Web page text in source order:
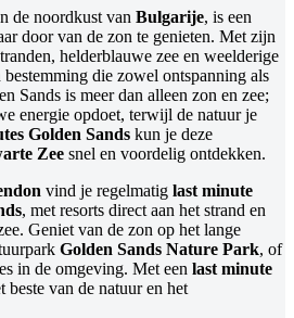
de noordkust van Bulgarije, is een
door van de zon te genieten. Met zijn
helderblauwe zee en weelderige
die zowel ontspanning als
Sands is meer dan alleen zon en zee;
energie opdoet, terwijl de natuur je
Golden Sands kun je deze
Zee snel en voordelig ontdekken.
vind je regelmatig last minute
, met resorts direct aan het strand en
Geniet van de zon op het lange
Golden Sands Nature Park, of
in de omgeving. Met een last minute
beste van de natuur en het